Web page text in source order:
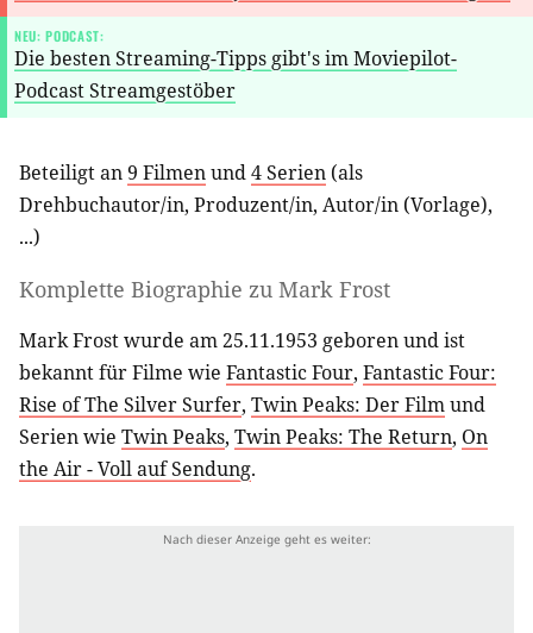
NEU: PODCAST:
Die besten Streaming-Tipps gibt's im Moviepilot-
Podcast Streamgestöber
Beteiligt an9 Filmenund4 Serien (als
Drehbuchautor/in, Produzent/in, Autor/in (Vorlage),
...)
Komplette Biographie zu Mark Frost
Mark Frost wurde am 25.11.1953 geboren und ist
bekannt für Filme wie Fantastic Four, Fantastic Four:
Rise of The Silver Surfer, Twin Peaks: Der Filmund
Serien wie Twin Peaks, Twin Peaks: The Return, On
the Air - Voll auf Sendung.